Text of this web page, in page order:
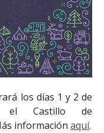
los días 1 y 2 de
el Castillo de
información aquí.